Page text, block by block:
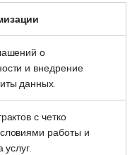
о
и внедрение
данных.
с четко
работы и